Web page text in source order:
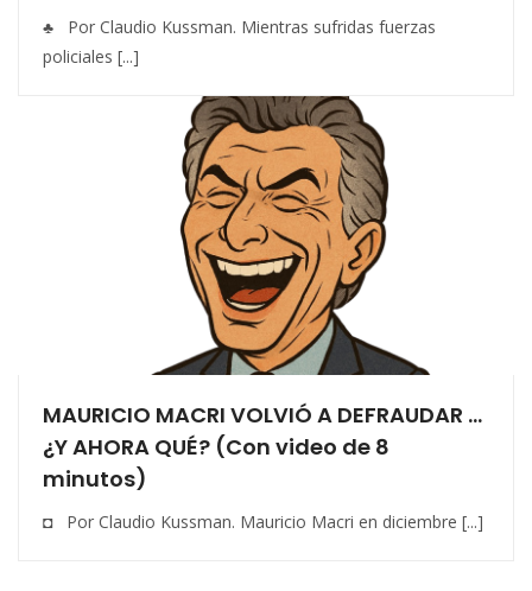
♣ Por Claudio Kussman. Mientras sufridas fuerzas
policiales [...]
MAURICIO MACRI VOLVIÓ A DEFRAUDAR …
¿Y AHORA QUÉ? (Con video de 8
minutos)
◘ Por Claudio Kussman. Mauricio Macri en diciembre [...]